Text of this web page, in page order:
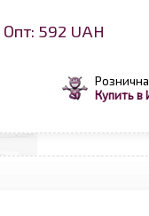
Опт: 592 UAH
Купить в